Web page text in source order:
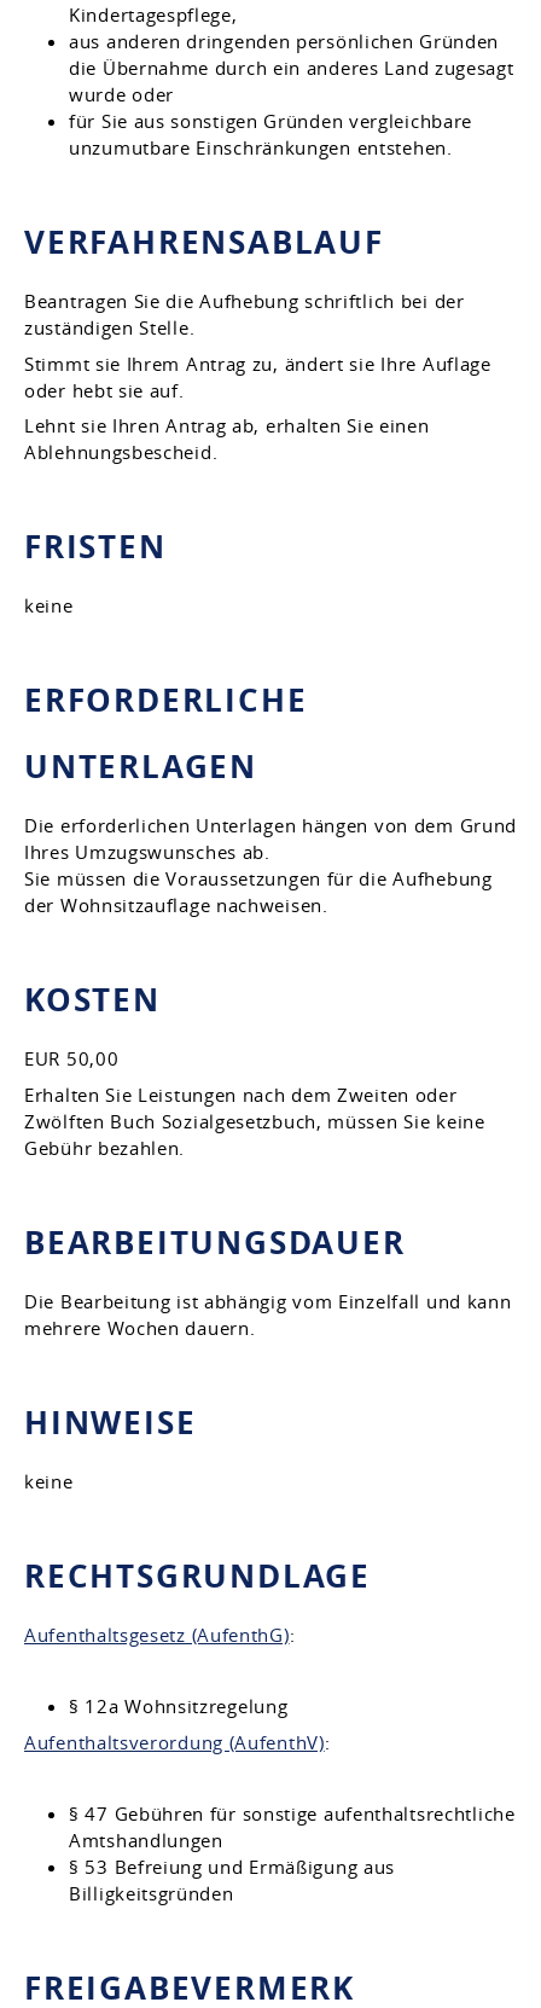
Kindertagespflege,
aus anderen dringenden persönlichen Gründen
die Übernahme durch ein anderes Land zugesagt
wurde oder
für Sie aus sonstigen Gründen vergleichbare
unzumutbare Einschränkungen entstehen.
VERFAHRENSABLAUF
Beantragen Sie die Aufhebung schriftlich bei der
zuständigen Stelle.
Stimmt sie Ihrem Antrag zu, ändert sie Ihre Auflage
oder hebt sie auf.
Lehnt sie Ihren Antrag ab, erhalten Sie einen
Ablehnungsbescheid.
FRISTEN
keine
ERFORDERLICHE
UNTERLAGEN
Die erforderlichen Unterlagen hängen von dem Grund
Ihres Umzugswunsches ab.
Sie müssen die Voraussetzungen für die Aufhebung
der Wohnsitzauflage nachweisen.
KOSTEN
EUR 50,00
Erhalten Sie Leistungen nach dem Zweiten oder
Zwölften Buch Sozialgesetzbuch, müssen Sie keine
Gebühr bezahlen.
BEARBEITUNGSDAUER
Die Bearbeitung ist abhängig vom Einzelfall und kann
mehrere Wochen dauern.
HINWEISE
keine
RECHTSGRUNDLAGE
Aufenthaltsgesetz (AufenthG):
§ 12a Wohnsitzregelung
Aufenthaltsverordung (AufenthV):
§ 47 Gebühren für sonstige aufenthaltsrechtliche
Amtshandlungen
§ 53 Befreiung und Ermäßigung aus
Billigkeitsgründen
FREIGABEVERMERK